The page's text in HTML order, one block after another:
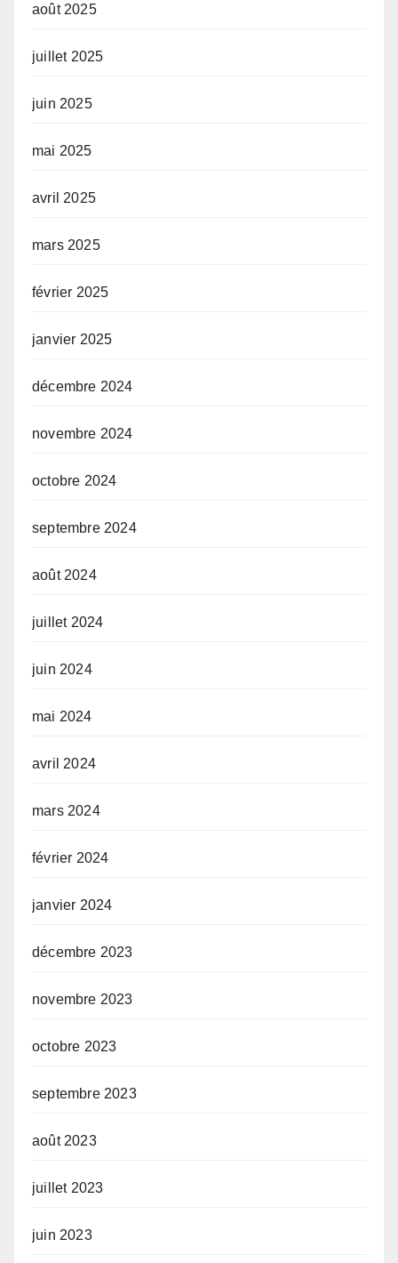
août 2025
juillet 2025
juin 2025
mai 2025
avril 2025
mars 2025
février 2025
janvier 2025
décembre 2024
novembre 2024
octobre 2024
septembre 2024
août 2024
juillet 2024
juin 2024
mai 2024
avril 2024
mars 2024
février 2024
janvier 2024
décembre 2023
novembre 2023
octobre 2023
septembre 2023
août 2023
juillet 2023
juin 2023